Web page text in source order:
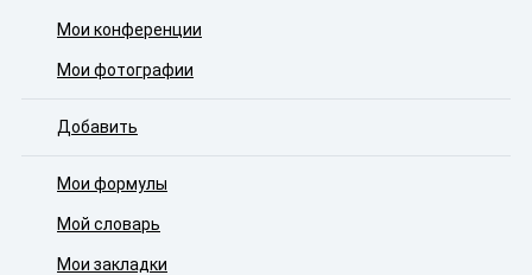
Мои конференции
Мои фотографии
Добавить
Мои формулы
Мой словарь
Мои закладки